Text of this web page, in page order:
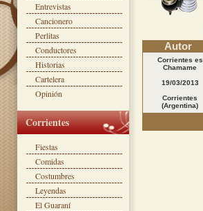
Autor
Corrientes es
Chamame
19/03/2013
Corrientes
(Argentina)
Entrevistas
Cancionero
Perlitas
Conductores
Historias
Cartelera
Opinión
Corrientes
Fiestas
Comidas
Costumbres
Leyendas
El Guaraní